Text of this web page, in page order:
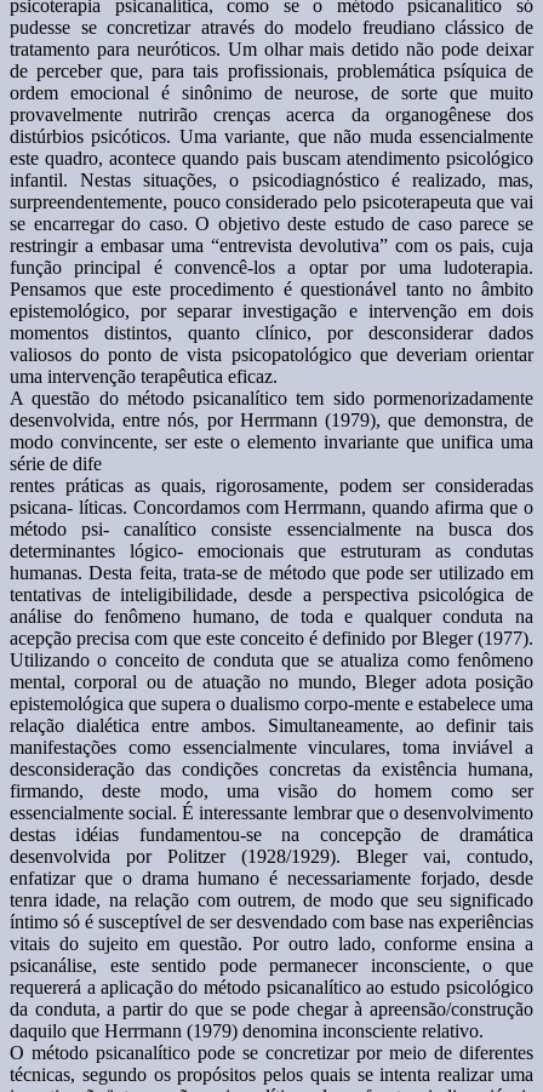
psicoterapia psicanalítica, como se o método psicanalítico só
pudesse se concretizar através do modelo freudiano clássico de
tratamento para neuróticos. Um olhar mais detido não pode deixar
de perceber que, para tais profissionais, problemática psíquica de
ordem emocional é sinônimo de neurose, de sorte que muito
provavelmente nutrirão crenças acerca da organogênese dos
distúrbios psicóticos. Uma variante, que não muda essencialmente
este quadro, acontece quando pais buscam atendimento psicológico
infantil. Nestas situações, o psicodiagnóstico é realizado, mas,
surpreendentemente, pouco considerado pelo psicoterapeuta que vai
se encarregar do caso. O objetivo deste estudo de caso parece se
restringir a embasar uma “entrevista devolutiva” com os pais, cuja
função principal é convencê-los a optar por uma ludoterapia.
Pensamos que este procedimento é questionável tanto no âmbito
epistemológico, por separar investigação e intervenção em dois
momentos distintos, quanto clínico, por desconsiderar dados
valiosos do ponto de vista psicopatológico que deveriam orientar
uma intervenção terapêutica eficaz.
A questão do método psicanalítico tem sido pormenorizadamente
desenvolvida, entre nós, por Herrmann (1979), que demonstra, de
modo convincente, ser este o elemento invariante que unifica uma
série de dife
rentes práticas as quais, rigorosamente, podem ser consideradas
psicana- líticas. Concordamos com Herrmann, quando afirma que o
método psi- canalítico consiste essencialmente na busca dos
determinantes lógico- emocionais que estruturam as condutas
humanas. Desta feita, trata-se de método que pode ser utilizado em
tentativas de inteligibilidade, desde a perspectiva psicológica de
análise do fenômeno humano, de toda e qualquer conduta na
acepção precisa com que este conceito é definido por Bleger (1977).
Utilizando o conceito de conduta que se atualiza como fenômeno
mental, corporal ou de atuação no mundo, Bleger adota posição
epistemológica que supera o dualismo corpo-mente e estabelece uma
relação dialética entre ambos. Simultaneamente, ao definir tais
manifestações como essencialmente vinculares, toma inviável a
desconsideração das condições concretas da existência humana,
firmando, deste modo, uma visão do homem como ser
essencialmente social. É interessante lembrar que o desenvolvimento
destas idéias fundamentou-se na concepção de dramática
desenvolvida por Politzer (1928/1929). Bleger vai, contudo,
enfatizar que o drama humano é necessariamente forjado, desde
tenra idade, na relação com outrem, de modo que seu significado
íntimo só é susceptível de ser desvendado com base nas experiências
vitais do sujeito em questão. Por outro lado, conforme ensina a
psicanálise, este sentido pode permanecer inconsciente, o que
requererá a aplicação do método psicanalítico ao estudo psicológico
da conduta, a partir do que se pode chegar à apreensão/construção
daquilo que Herrmann (1979) denomina inconsciente relativo.
O método psicanalítico pode se concretizar por meio de diferentes
técnicas, segundo os propósitos pelos quais se intenta realizar uma